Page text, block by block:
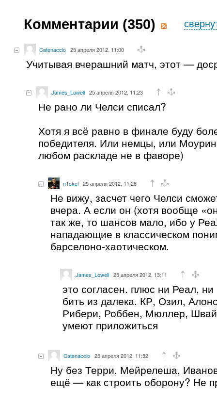
Комментарии (350)
Catenaccio 25 апреля 2012, 11:00
Учитывая вчерашний матч, этот —
James_Lowell 25 апреля 2012, 11:23
Не рано ли Челси списал?
Хотя я всё равно в финале буду
победителя. Или немцы, или
любом раскладе не в фаворе)
n1ckel 25 апреля 2012, 11:28
Не вижу, засчет чего Челси
вчера. А если он (хотя вообще
так же, то шансов мало, ибо у
нападающие в классическом
барселоно-хаотическом.
James_Lowell 25 апреля 2012, 13:11
это согласен. плюс ни Реал,
бить из далека. КР, Озил,
Рибери, Роббен, Мюллер,
умеют приложиться
Catenaccio 25 апреля 2012, 11:52
Ну без Терри, Мейрелеша,
ещё — как строить оборону? Не